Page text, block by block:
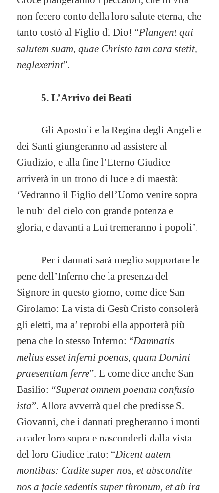
non fecero conto della loro salute eterna, che
tanto costò al Figlio di Dio! “Plangent qui
salutem suam, quae Christo tam cara stetit,
neglexerint”.
5. L’Arrivo dei Beati
Gli Apostoli e la Regina degli Angeli e
dei Santi giungeranno ad assistere al
Giudizio, e alla fine l’Eterno Giudice
arriverà in un trono di luce e di maestà:
‘Vedranno il Figlio dell’Uomo venire sopra
le nubi del cielo con grande potenza e
gloria, e davanti a Lui tremeranno i popoli’.
Per i dannati sarà meglio sopportare le
pene dell’Inferno che la presenza del
Signore in questo giorno, come dice San
Girolamo: La vista di Gesù Cristo consolerà
gli eletti, ma a’ reprobi ella apporterà più
pena che lo stesso Inferno: “Damnatis
melius esset inferni poenas, quam Domini
praesentiam ferre”. E come dice anche San
Basilio: “Superat omnem poenam confusio
ista”. Allora avverrà quel che predisse S.
Giovanni, che i dannati pregheranno i monti
a cader loro sopra e nasconderli dalla vista
del loro Giudice irato: “Dicent autem
montibus: Cadite super nos, et abscondite
nos a facie sedentis super thronum, et ab ira